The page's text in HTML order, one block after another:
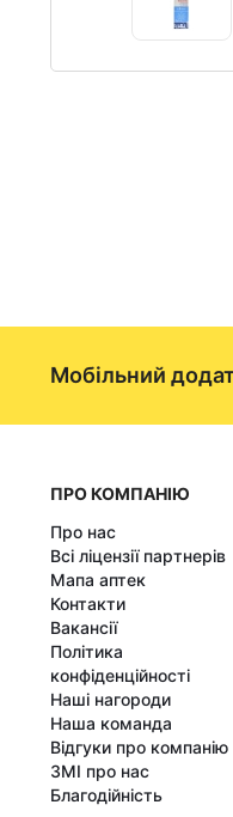
Мобільний
ПРО КОМПАНІЮ
Про нас
Всі ліцензії партнерів
Мапа аптек
Контакти
Вакансії
Політика
конфіденційності
Наші нагороди
Наша команда
Відгуки про компанію
ЗМІ про нас
Благодійність